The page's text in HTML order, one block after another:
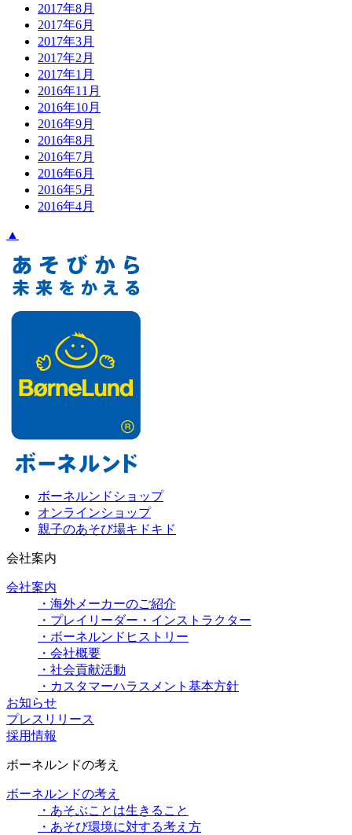
2017年8月
2017年6月
2017年3月
2017年2月
2017年1月
2016年11月
2016年10月
2016年9月
2016年8月
2016年7月
2016年6月
2016年5月
2016年4月
▲
ボーネルンドショップ
オンラインショップ
親子のあそび場キドキド
会社案内
会社案内
・海外メーカーのご紹介
・プレイリーダー・インストラクター
・ボーネルンドヒストリー
・会社概要
・社会貢献活動
・カスタマーハラスメント基本方針
お知らせ
プレスリリース
採用情報
ボーネルンドの考え
ボーネルンドの考え
・あそぶことは生きること
・あそび環境に対する考え方